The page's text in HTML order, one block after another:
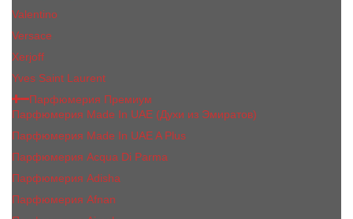
Valentino
Versace
Xerjoff
Yves Saint Laurent
Парфюмерия Премиум
Парфюмерия Made In UAE (Духи из Эмиратов)
Парфюмерия Made In UAE A Plus
Парфюмерия Acqua Di Parma
Парфюмерия Adisha
Парфюмерия Afnan